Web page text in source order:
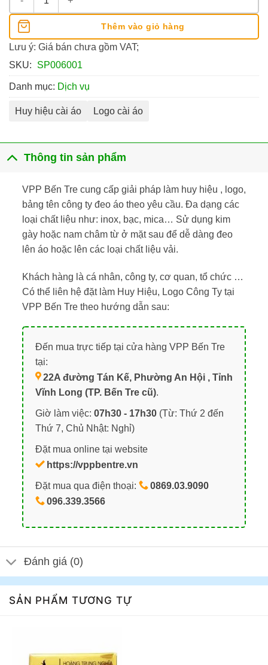
Thêm vào giỏ hàng
Lưu ý: Giá bán chưa gồm VAT;
SKU:
SP006001
Danh mục: Dịch vụ
Huy hiệu cài áo Logo cài áo
Thông tin sản phẩm
VPP Bến Tre cung cấp giải pháp làm huy hiệu , logo,
bảng tên công ty đeo áo theo yêu cầu. Đa dạng các
loại chất liệu như: inox, bạc, mica… Sử dụng kim
gày hoặc nam châm từ ở mặt sau để dễ dàng đeo
lên áo hoặc lên các loại chất liệu vải.
Khách hàng là cá nhân, công ty, cơ quan, tổ chức …
Có thể liên hệ đặt làm Huy Hiệu, Logo Công Ty tại
VPP Bến Tre theo hướng dẫn sau:
Đến mua trực tiếp tại cửa hàng VPP Bến Tre
tại:
22A đường Tán Kế, Phường An Hội , Tỉnh
Vĩnh Long (TP. Bến Tre cũ).
Giờ làm việc: 07h30 - 17h30(Từ: Thứ 2 đến
Thứ 7, Chủ Nhật: Nghỉ)
Đặt mua online tại website
https://vppbentre.vn
Đặt mua qua điện thoại:
0869.03.9090
096.339.3566
Đánh giá (0)
SẢN PHẨM TƯƠNG TỰ